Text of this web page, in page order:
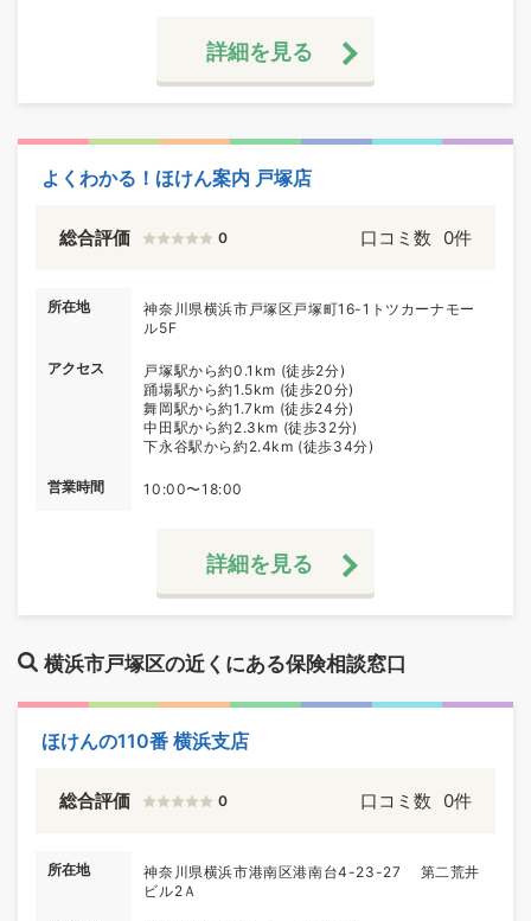
詳細を見る
よくわかる！ほけん案内 戸塚店
総合評価 0 口コミ数 0件
所在地
神奈川県横浜市戸塚区戸塚町16-1トツカーナモー
ル5F
アクセス
戸塚駅から約0.1km (徒歩2分)
踊場駅から約1.5km (徒歩20分)
舞岡駅から約1.7km (徒歩24分)
中田駅から約2.3km (徒歩32分)
下永谷駅から約2.4km (徒歩34分)
営業時間 10:00〜18:00
詳細を見る
横浜市戸塚区の近くにある保険相談窓口
ほけんの110番 横浜支店
総合評価 0 口コミ数 0件
所在地
神奈川県横浜市港南区港南台4-23-27 第二荒井
ビル2Ａ